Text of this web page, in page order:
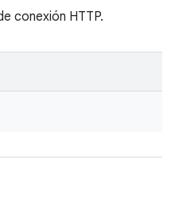
conexión HTTP.